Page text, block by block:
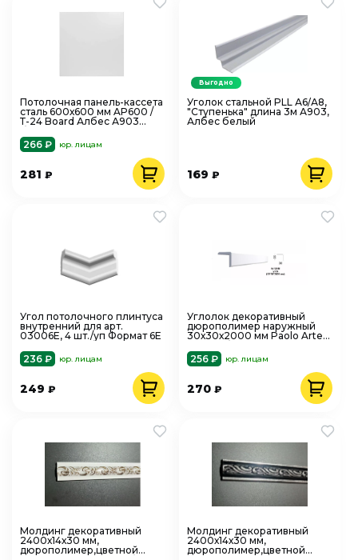
Потолочная панель-кассета
сталь 600х600 мм AP600 /
Т-24 Board Албес А903
266 ₽
юр. лицам
281 ₽
Уголок стальной PLL А6/А8,
"Ступенька" длина 3м А903,
Албес белый
169₽
Выгодно
Угол потолочного плинтуса
внутренний для арт.
03006Е, 4 шт./уп Формат 6Е
236 ₽
юр. лицам
249 ₽
Углолок декоративный
дюрополимер наружный
30х30х2000 мм Paolo Arte
256 ₽
юр. лицам
270₽
Молдинг декоративный
2400х14х30 мм,
дюрополимер,цветной
Молдинг декоративный
2400х14х30 мм,
дюрополимер,цветной